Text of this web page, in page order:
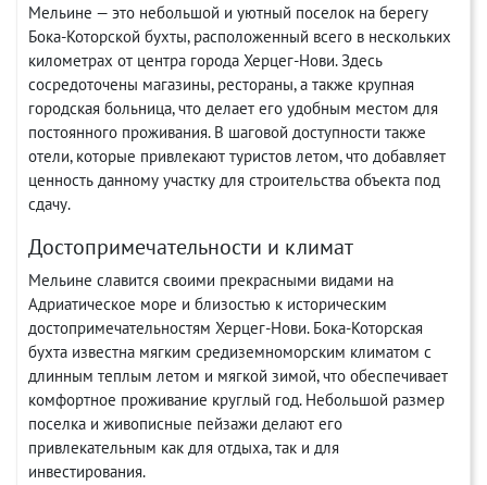
Мельине — это небольшой и уютный поселок на берегу
Бока-Которской бухты, расположенный всего в нескольких
километрах от центра города Херцег-Нови. Здесь
сосредоточены магазины, рестораны, а также крупная
городская больница, что делает его удобным местом для
постоянного проживания. В шаговой доступности также
отели, которые привлекают туристов летом, что добавляет
ценность данному участку для строительства объекта под
сдачу.
Достопримечательности и климат
Мельине славится своими прекрасными видами на
Адриатическое море и близостью к историческим
достопримечательностям Херцег-Нови. Бока-Которская
бухта известна мягким средиземноморским климатом с
длинным теплым летом и мягкой зимой, что обеспечивает
комфортное проживание круглый год. Небольшой размер
поселка и живописные пейзажи делают его
привлекательным как для отдыха, так и для
инвестирования.